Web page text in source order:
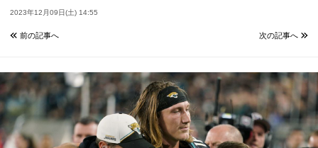
2023年12月09日(土) 14:55
前の記事へ 次の記事へ